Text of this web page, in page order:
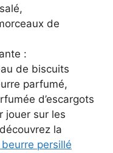
de
:
de biscuits
parfumé,
d’escargots
jouer sur les
la
persillé